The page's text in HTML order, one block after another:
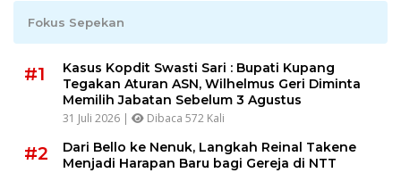
Fokus Sepekan
#1
Kasus Kopdit Swasti Sari : Bupati Kupang
Tegakan Aturan ASN, Wilhelmus Geri Diminta
Memilih Jabatan Sebelum 3 Agustus
31 Juli 2026 | Dibaca 572 Kali
#2
Dari Bello ke Nenuk, Langkah Reinal Takene
Menjadi Harapan Baru bagi Gereja di NTT